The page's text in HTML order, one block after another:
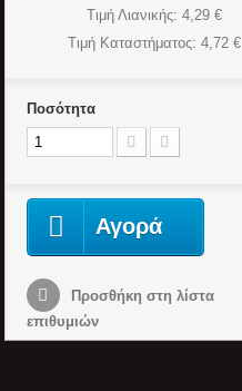
Τιμή Λιανικής: 4,29 €
Τιμή Καταστήματος: 4,72 €
Ποσότητα
Αγορά
Προσθήκη στη λίστα
επιθυμιών